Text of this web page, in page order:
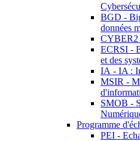
BGD -
données
CYBER2
ECRSI -
et des
IA - IA :
MSIR -
SMOB -
Programme
PEI -